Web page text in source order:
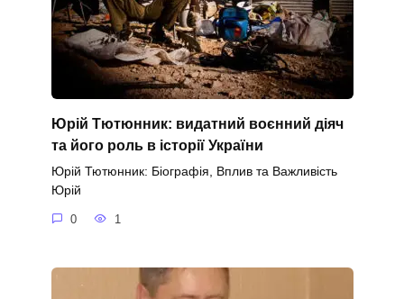
Юрій Тютюнник: видатний воєнний діяч
та його роль в історії України
Юрій Тютюнник: Біографія, Вплив та Важливість
Юрій
0 1